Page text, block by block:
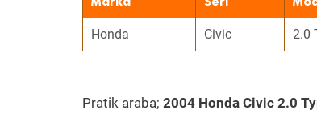
Honda Civic 2.0
Pratik araba; 2004 Honda Civic 2.0